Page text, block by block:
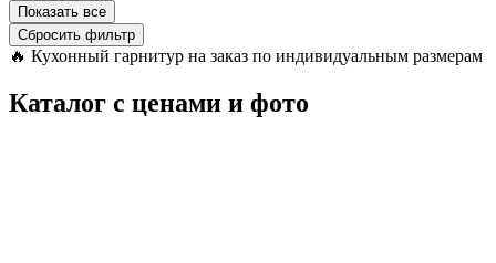
Показать все
Сбросить фильтр
🔥 Кухонный гарнитур на заказ по индивидуальным размерам
Каталог с ценами и фото